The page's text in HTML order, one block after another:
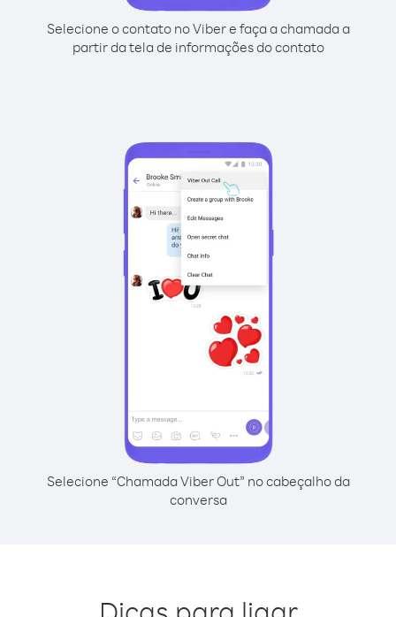
Selecione o contato no Viber e faça a chamada a
partir da tela de informações do contato
Selecione “Chamada Viber Out” no cabeçalho da
conversa